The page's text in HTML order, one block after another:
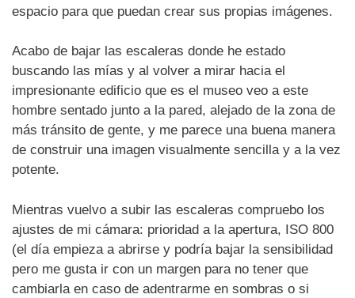
espacio para que puedan crear sus propias imágenes.
Acabo de bajar las escaleras donde he estado
buscando las mías y al volver a mirar hacia el
impresionante edificio que es el museo veo a este
hombre sentado junto a la pared, alejado de la zona de
más tránsito de gente, y me parece una buena manera
de construir una imagen visualmente sencilla y a la vez
potente.
Mientras vuelvo a subir las escaleras compruebo los
ajustes de mi cámara: prioridad a la apertura, ISO 800
(el día empieza a abrirse y podría bajar la sensibilidad
pero me gusta ir con un margen para no tener que
cambiarla en caso de adentrarme en sombras o si